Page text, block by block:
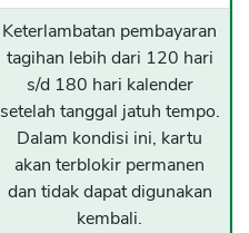
Keterlambatan pembayaran
tagihan lebih dari 120 hari
s/d 180 hari kalender
setelah tanggal jatuh tempo.
Dalam kondisi ini, kartu
akan terblokir permanen
dan tidak dapat digunakan
kembali.